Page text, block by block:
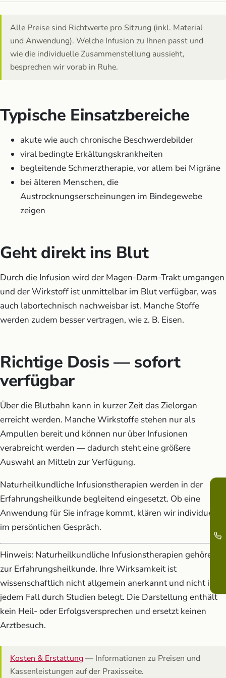
Alle Preise sind Richtwerte pro Sitzung (inkl. Material
und Anwendung). Welche Infusion zu Ihnen passt und
wie die individuelle Zusammenstellung aussieht,
besprechen wir vorab in Ruhe.
Typische Einsatzbereiche
akute wie auch chronische Beschwerdebilder
viral bedingte Erkältungskrankheiten
begleitende Schmerztherapie, vor allem bei Migräne
bei älteren Menschen, die
Austrocknungserscheinungen im Bindegewebe
zeigen
Geht direkt ins Blut
Durch die Infusion wird der Magen-Darm-Trakt umgangen
und der Wirkstoff ist unmittelbar im Blut verfügbar, was
auch labortechnisch nachweisbar ist. Manche Stoffe
werden zudem besser vertragen, wie z. B. Eisen.
Richtige Dosis — sofort
verfügbar
Über die Blutbahn kann in kurzer Zeit das Zielorgan
erreicht werden. Manche Wirkstoffe stehen nur als
Ampullen bereit und können nur über Infusionen
verabreicht werden — dadurch steht eine größere
Auswahl an Mitteln zur Verfügung.
Naturheilkundliche Infusionstherapien werden in der
Erfahrungsheilkunde begleitend eingesetzt. Ob eine
Anwendung für Sie infrage kommt, klären wir individuell
im persönlichen Gespräch.
Hinweis: Naturheilkundliche Infusionstherapien gehören
zur Erfahrungsheilkunde. Ihre Wirksamkeit ist
wissenschaftlich nicht allgemein anerkannt und nicht in
jedem Fall durch Studien belegt. Die Darstellung enthält
kein Heil- oder Erfolgsversprechen und ersetzt keinen
Arztbesuch.
Kosten & Erstattung— Informationen zu Preisen und
Kassenleistungen auf der Praxisseite.